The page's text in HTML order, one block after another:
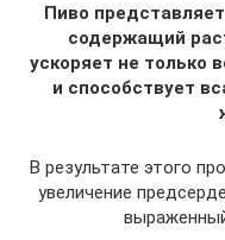
Пиво
содержащий
ускоряет не только
и способствует
В результате этого
увеличение